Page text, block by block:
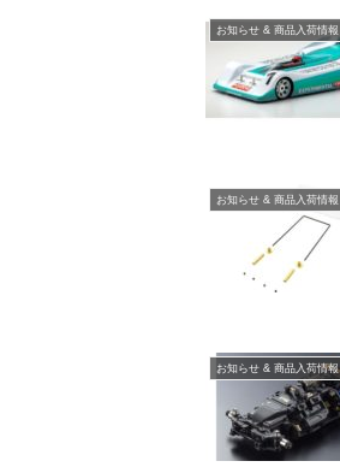
お知らせ & 商品入荷情報
お知らせ & 商品入荷情報
お知らせ & 商品入荷情報